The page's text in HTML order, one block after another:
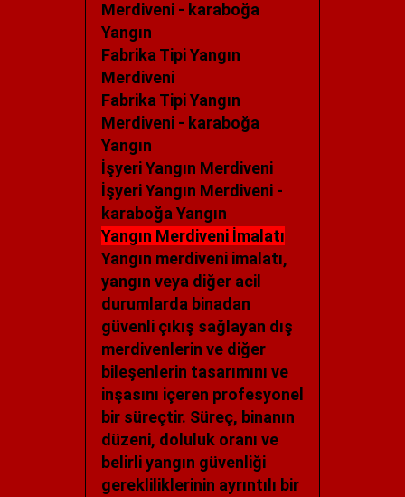
Merdiveni - karaboğa
Yangın
Fabrika Tipi Yangın
Merdiveni
Fabrika Tipi Yangın
Merdiveni - karaboğa
Yangın
İşyeri Yangın Merdiveni
İşyeri Yangın Merdiveni -
karaboğa Yangın
Yangın Merdiveni İmalatı
Yangın merdiveni imalatı,
yangın veya diğer acil
durumlarda binadan
güvenli çıkış sağlayan dış
merdivenlerin ve diğer
bileşenlerin tasarımını ve
inşasını içeren profesyonel
bir süreçtir. Süreç, binanın
düzeni, doluluk oranı ve
belirli yangın güvenliği
gerekliliklerinin ayrıntılı bir